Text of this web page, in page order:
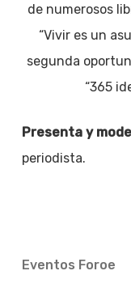
de numerosos
“Vivir es un
segunda
“365
Presenta y
periodista.
Eventos Foroe